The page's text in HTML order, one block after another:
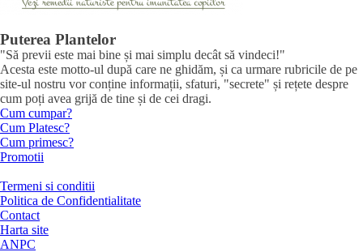
Puterea Plantelor
"Să previi este mai bine și mai simplu decât să vindeci!"
Acesta este motto-ul după care ne ghidăm, și ca urmare rubricile de pe
site-ul nostru vor conține informații, sfaturi, "secrete" și rețete despre
cum poți avea grijă de tine și de cei dragi.
Cum cumpar?
Cum Platesc?
Cum primesc?
Promotii
Termeni si conditii
Politica de Confidentialitate
Contact
Harta site
ANPC